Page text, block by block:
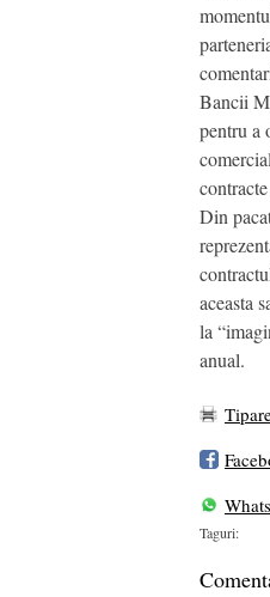
Bancii
pentru a
Din
aceasta
la
anual.
Taguri: